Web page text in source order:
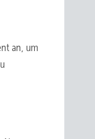
an, um